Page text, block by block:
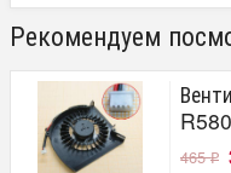
Рекомендуем
465₽